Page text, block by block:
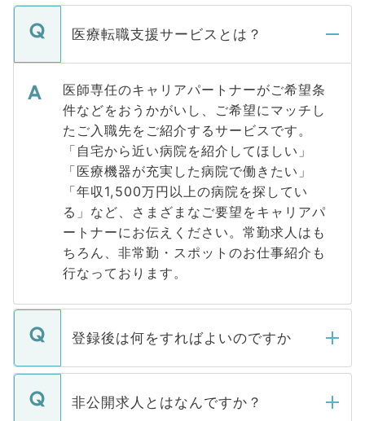
医療転職支援サービスとは？
医師専任のキャリアパートナーがご希望条
件などをおうかがいし、ご希望にマッチし
たご入職先をご紹介するサービスです。
「自宅から近い病院を紹介してほしい」
「医療機器が充実した病院で働きたい」
「年収1,500万円以上の病院を探してい
る」など、さまざまなご要望をキャリアパ
ートナーにお伝えください。常勤求人はも
ちろん、非常勤・スポットのお仕事紹介も
行なっております。
登録後は何をすればよいのですか
ご登録いただきましたら、弊社担当者がご
登録内容を確認し、その後メールもしくは
非公開求人とはなんですか？